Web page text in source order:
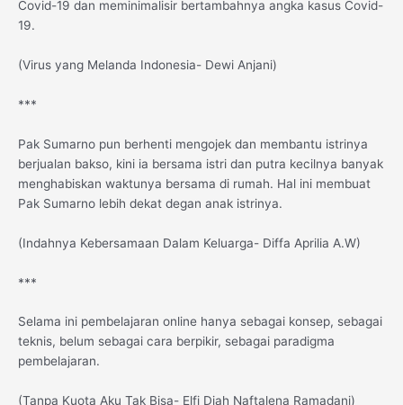
Covid-19 dan meminimalisir bertambahnya angka kasus Covid-
19.
(Virus yang Melanda Indonesia- Dewi Anjani)
***
Pak Sumarno pun berhenti mengojek dan membantu istrinya
berjualan bakso, kini ia bersama istri dan putra kecilnya banyak
menghabiskan waktunya bersama di rumah. Hal ini membuat
Pak Sumarno lebih dekat degan anak istrinya.
(Indahnya Kebersamaan Dalam Keluarga- Diffa Aprilia A.W)
***
Selama ini pembelajaran online hanya sebagai konsep, sebagai
teknis, belum sebagai cara berpikir, sebagai paradigma
pembelajaran.
(Tanpa Kuota Aku Tak Bisa- Elfi Diah Naftalena Ramadani)